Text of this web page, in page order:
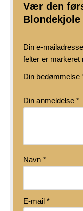
Vær den
Blondekjole
Din e-
felter er markeret
Din bedømmelse
Din anmeldelse *
Navn *
E-mail *